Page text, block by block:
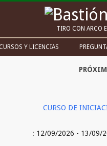
Bastión
de
Alanos
TIRO CON ARCO
Y LICENCIAS
CURSO DE
: 12/09/2026 - 13/09/